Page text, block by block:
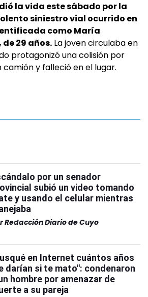
la vida este sábado por la
siniestro vial ocurrido en
como María
29 años. La joven circulaba en
protagonizó una colisión por
y falleció en el lugar.
por un senador
subió un video tomando
y usando el celular mientras
Redacción Diario de Cuyo
en Internet cuántos años
darían si te mato": condenaron
hombre por amenazar de
a su pareja